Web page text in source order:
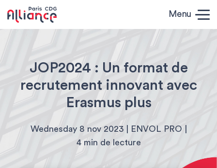
Skip to content
Paris CDG
Menu
JOP2024 : Un format de
recrutement innovant avec
Erasmus plus
Wednesday 8 nov 2023 | ENVOL PRO |
4 min de lecture